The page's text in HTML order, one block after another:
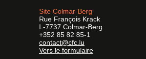
Site Colmar-Berg
Rue François Krack
L-7737 Colmar-Berg
+352 85 82 85-1
contact@cfc.lu
Vers le formulaire